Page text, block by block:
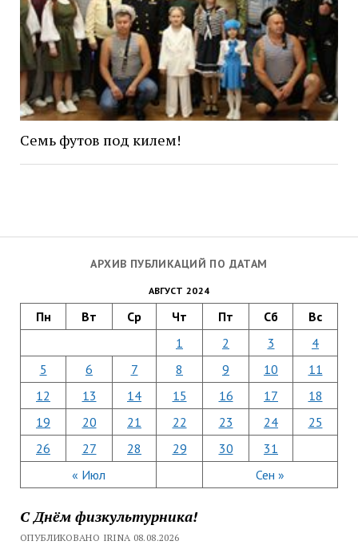
АРХИВ ПУБЛИКАЦИЙ ПО ДАТАМ
АВГУСТ 2024
Пн Вт Ср Чт Пт Сб Вс
« Июл Сен »
1 2 3
4
5
6 7 8 9 10
11
12
13 14 15 16 17
18
19
20 21 22 23 24
25
26
27 28 29 30 31
С Днём физкультурника!
ОПУБЛИКОВАНО IRINA 08.08.2026
Семь футов под килем!